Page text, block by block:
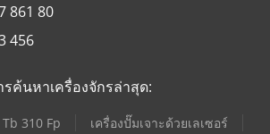
861 80
456
รค้นหาเครื่องจักรล่าสุด:
310 Fp
เครื่องปั๊มเจาะด้วยเลเซอร์